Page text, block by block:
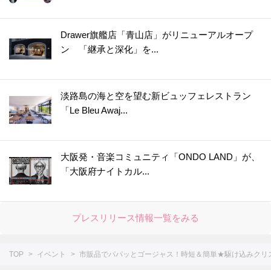
Drawer旗艦店「青山店」がリニューアルオープ
ン 「継承と深化」を...
淡路島の海と空を望む新ビュッフェレストラン
「Le Bleu Awaj...
大阪発・音楽コミュニティ「ONDO LAND」が、
「大阪府ナイトカル...
プレスリリース情報一覧をみる
TOP イベント 市販品でパパッとゴージャス！時短＆簡単★駆け込みクリ